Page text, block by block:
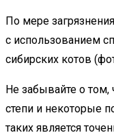
По мере
с использованием
сибирских котов
Не забывайте о том,
степи и некоторые
таких является